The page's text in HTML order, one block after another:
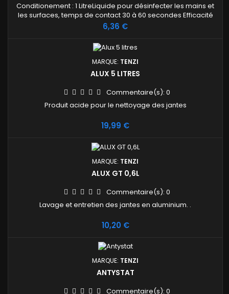
Conditionement : 1 LitreLiquide pour désinfecter les mains et
les surfaces, temps de contact 30 à 60 secondes Efficacité
virucide avérée contre: coronavirus, norovirus et adénovirus,
conformément à la norme EN 14476 (2013 + A2: 2019).
Commande uniquement à la palette complète soit 108 bidons
de 5 litres ou 480 pulvérisateurs de 1 litres
Prix
6,36 €
MARQUE: TENZI
ALUX 5 LITRES
Commentaire(s): 0
Produit acide pour le nettoyage des jantes
Prix
19,99 €
MARQUE: TENZI
ALUX GT 0,6L
Commentaire(s): 0
Lavage et entretien des jantes en aluminium. .
Prix
10,20 €
MARQUE: TENZI
ANTYSTAT
Commentaire(s): 0